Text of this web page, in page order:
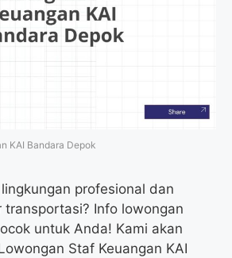
KAI Bandara Depok
profesional dan
Info lowongan
untuk Anda! Kami akan
Staf Keuangan KAI